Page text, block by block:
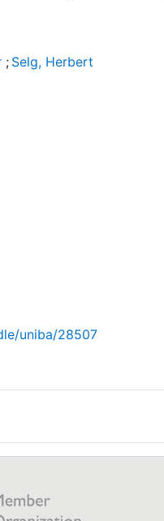
; Selg, Herbert
uniba/28507